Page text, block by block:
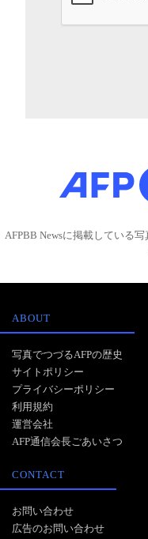
AFPBB Newsに掲載している
ABOUT
写真でつづるAFPの歴史
サイトポリシー
プライバシーポリシー
利用規約
運営会社
AFP通信会長ごあいさつ
CONTACT
お問い合わせ
広告のお問い合わせ